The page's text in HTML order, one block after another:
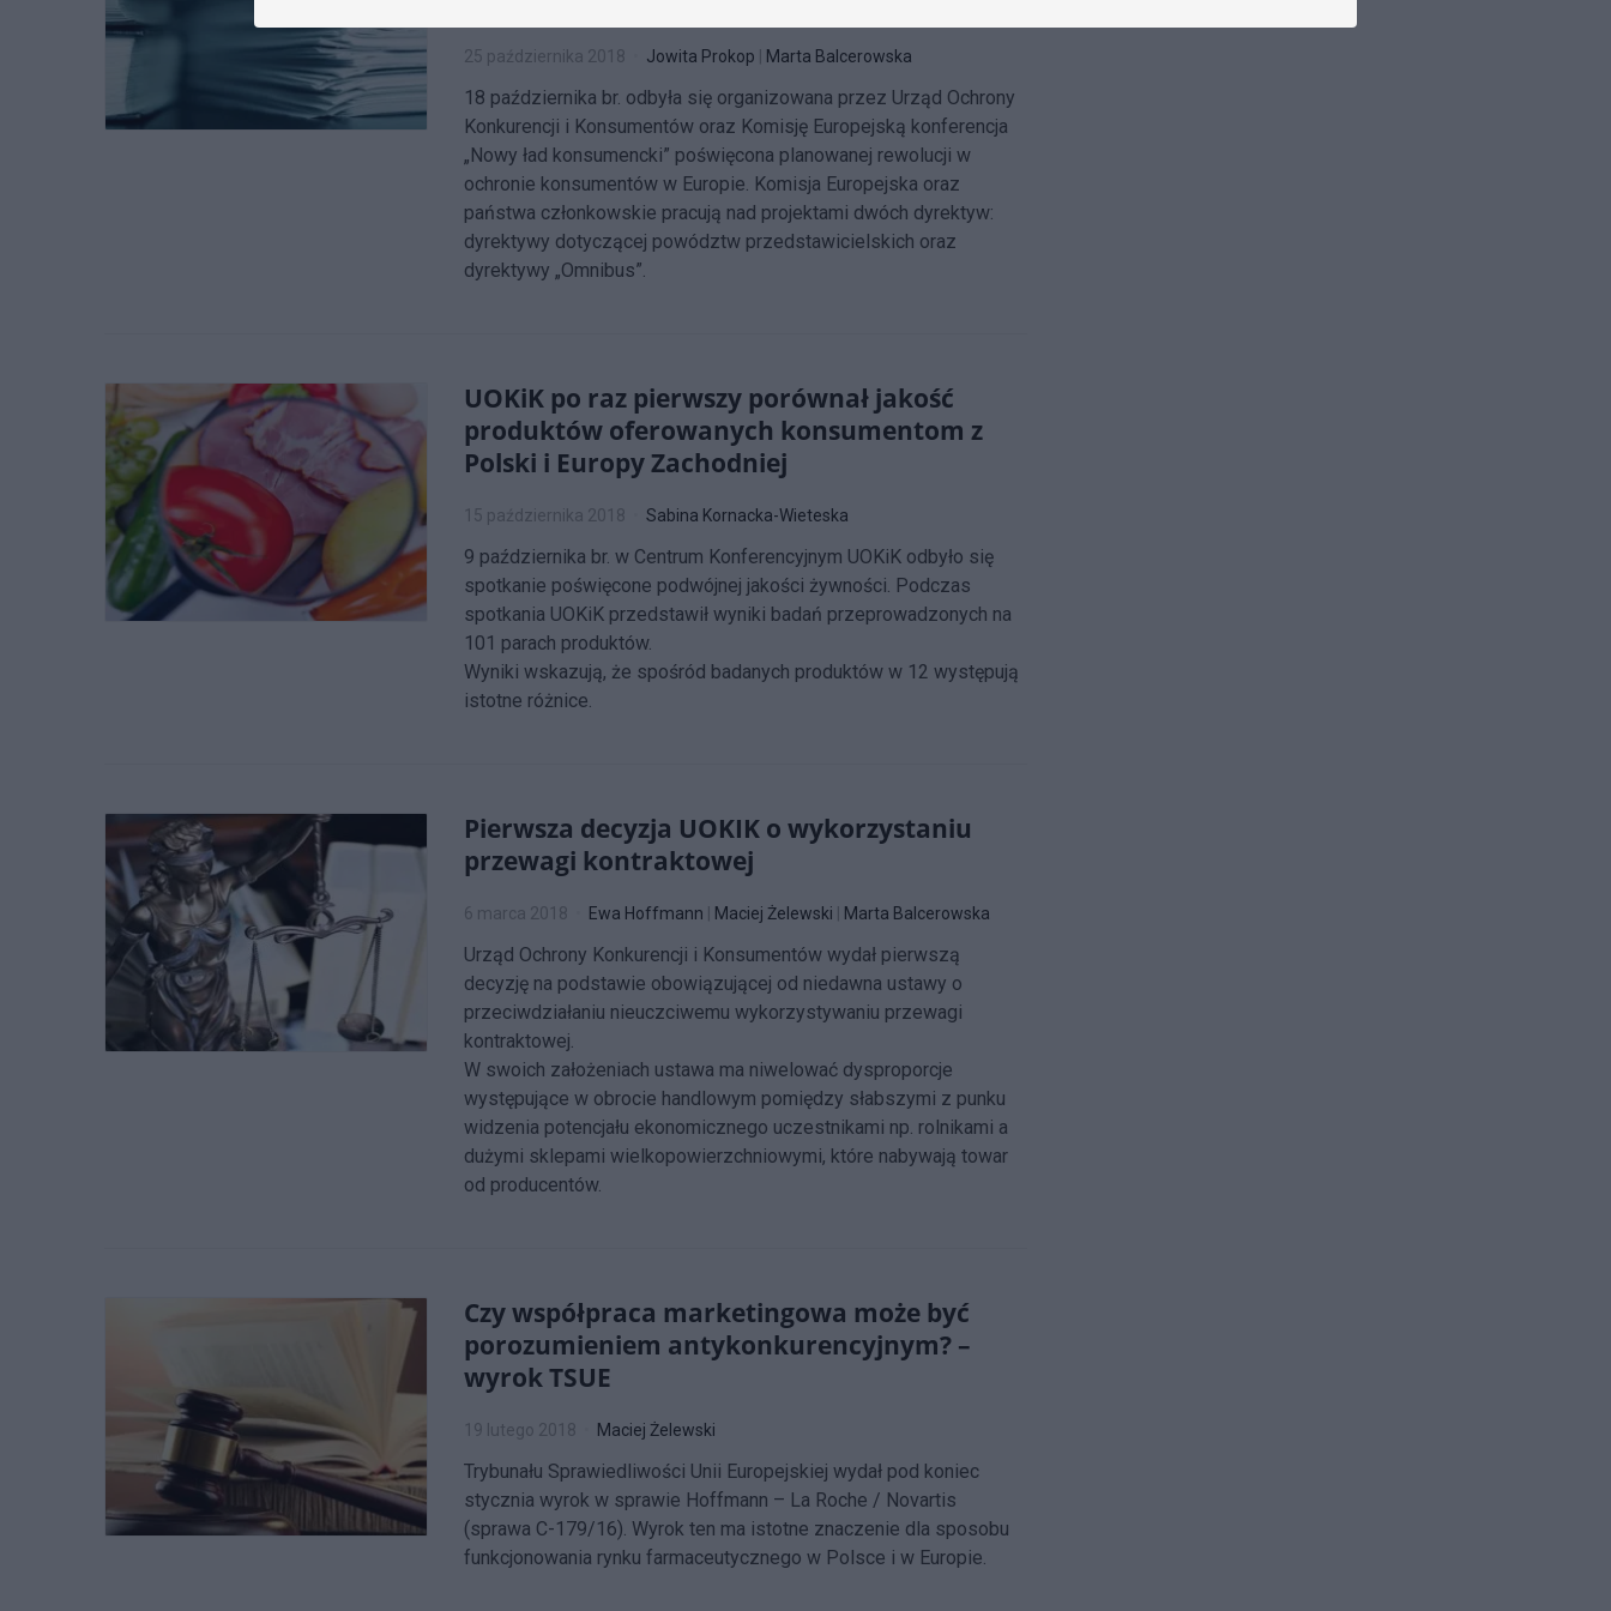
25 października 2018 Jowita Prokop Marta Balcerowska
18 października br. odbyła się organizowana przez Urząd Ochrony
Konkurencji i Konsumentów oraz Komisję Europejską konferencja
„Nowy ład konsumencki” poświęcona planowanej rewolucji w
ochronie konsumentów w Europie. Komisja Europejska oraz
państwa członkowskie pracują nad projektami dwóch dyrektyw:
dyrektywy dotyczącej powództw przedstawicielskich oraz
dyrektywy „Omnibus”.
UOKiK po raz pierwszy porównał jakość
produktów oferowanych konsumentom z
Polski i Europy Zachodniej
15 października 2018 Sabina Kornacka-Wieteska
9 października br. w Centrum Konferencyjnym UOKiK odbyło się
spotkanie poświęcone podwójnej jakości żywności. Podczas
spotkania UOKiK przedstawił wyniki badań przeprowadzonych na
101 parach produktów.
Wyniki wskazują, że spośród badanych produktów w 12 występują
istotne różnice.
Pierwsza decyzja UOKIK o wykorzystaniu
przewagi kontraktowej
6 marca 2018 Ewa Hoffmann Maciej Żelewski Marta Balcerowska
Urząd Ochrony Konkurencji i Konsumentów wydał pierwszą
decyzję na podstawie obowiązującej od niedawna ustawy o
przeciwdziałaniu nieuczciwemu wykorzystywaniu przewagi
kontraktowej.
W swoich założeniach ustawa ma niwelować dysproporcje
występujące w obrocie handlowym pomiędzy słabszymi z punku
widzenia potencjału ekonomicznego uczestnikami np. rolnikami a
dużymi sklepami wielkopowierzchniowymi, które nabywają towar
od producentów.
Czy współpraca marketingowa może być
porozumieniem antykonkurencyjnym? –
wyrok TSUE
19 lutego 2018 Maciej Żelewski
Trybunału Sprawiedliwości Unii Europejskiej wydał pod koniec
stycznia wyrok w sprawie Hoffmann – La Roche / Novartis
(sprawa C-179/16). Wyrok ten ma istotne znaczenie dla sposobu
funkcjonowania rynku farmaceutycznego w Polsce i w Europie.